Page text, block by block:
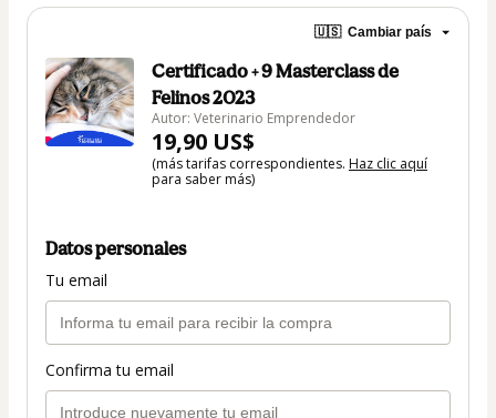
🇺🇸 Cambiar país
Certificado + 9 Masterclass de
Felinos 2023
Autor: Veterinario Emprendedor
19,90 US$
(más tarifas correspondientes. Haz clic aquí
para saber más)
Datos personales
Tu email
Confirma tu email